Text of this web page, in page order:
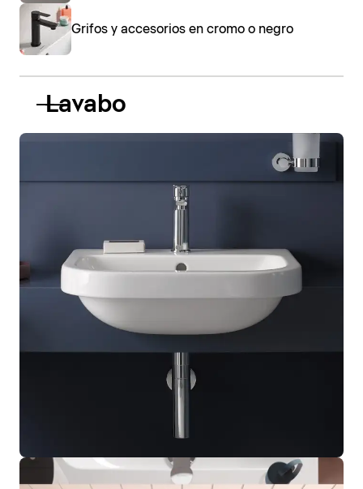
Grifos y accesorios en cromo o negro
Lavabo